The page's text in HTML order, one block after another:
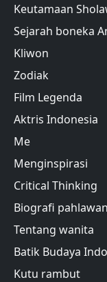
Keutamaan
Sejarah boneka
Kliwon
Zodiak
Film Legenda
Aktris Indonesia
Me
Menginspirasi
Critical Thinking
Biografi
Tentang wanita
Batik Budaya
Kutu rambut